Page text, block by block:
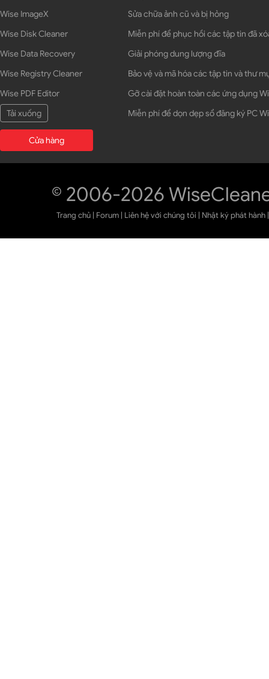
Wise ImageX
Wise Disk Cleaner
Wise Data Recovery
Wise Registry Cleaner
Wise PDF Editor
Tải xuống
Cửa hàng
Sửa chữa ảnh cũ và bị hỏng
Miễn phí để phục hồi các tập tin đã
Giải phóng dung lượng đĩa
Bảo vệ và mã hóa các tập tin và thư
Gỡ cài đặt hoàn toàn các ứng dụng
Miễn phí để dọn dẹp sổ đăng ký PC
© 2006-2026
Trang chủ | Forum | Liên hệ với chúng tôi | Nhật ký phát hành